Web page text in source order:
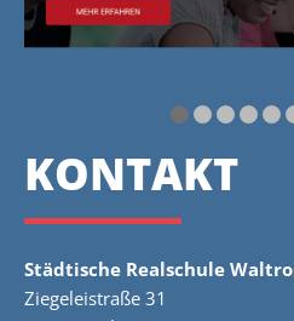
KONTAKT
Städtische Realschule Waltrop